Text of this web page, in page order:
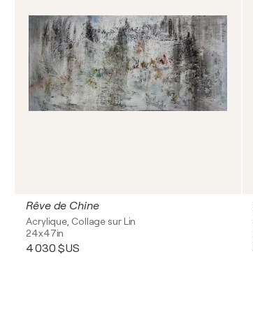
Rêve de Chine
Acrylique, Collage sur Lin
24x47in
4 030 $US